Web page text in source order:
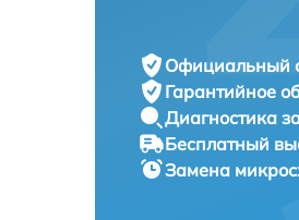
Официальный
Гарантийное
Диагностика
Бесплатный
Замена